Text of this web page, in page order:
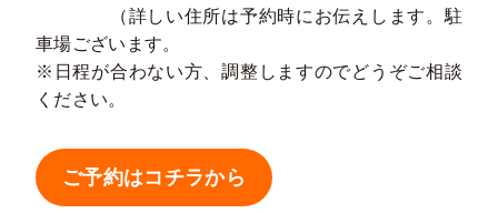
（詳しい住所は予約時にお伝えします。駐
車場ございます。
※日程が合わない方、調整しますのでどうぞご相談
ください。
ご予約はコチラから